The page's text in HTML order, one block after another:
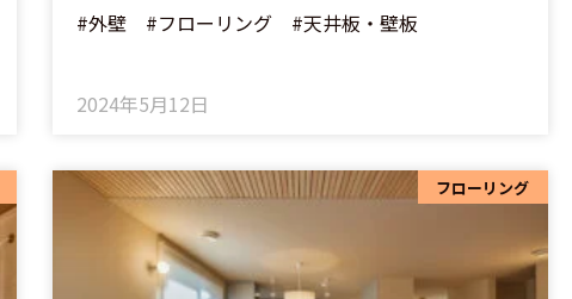
#外壁 #フローリング #天井板・壁板
2024年5月12日
フローリング